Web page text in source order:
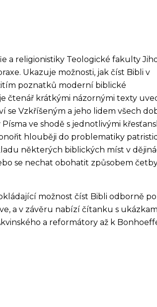
a religionistiky Teologické fakulty
Ukazuje možnosti, jak číst Bibli v
poznatků moderní biblické
čtenář krátkými názornými texty
se Vzkříšeným a jeho lidem všech
ve shodě s jednotlivými
hlouběji do problematiky
některých biblických míst v
se nechat obohatit způsobem
možnost číst Bibli odborně
a v závěru nabízí čítanku s
a reformátory až k